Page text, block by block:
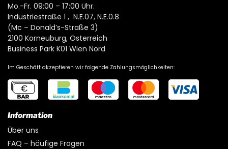
Mo.-Fr. 09:00 – 17:00 Uhr.
Industriestraße 1 , N.E.07, N.E.0.8
(Mc – Donald’s-Straße 3)
2100 Korneuburg, Österreich
Business Park K01 Wien Nord
Im Geschäft akzeptieren wir folgende Zahlungsmöglichkeiten:
Information
Über uns
FAQ – häufige Fragen